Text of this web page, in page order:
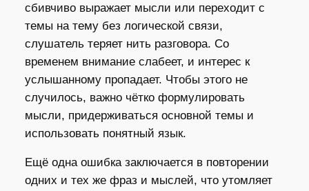
сбивчиво выражает мысли или переходит с
темы на тему без логической связи,
слушатель теряет нить разговора. Со
временем внимание слабеет, и интерес к
услышанному пропадает. Чтобы этого не
случилось, важно чётко формулировать
мысли, придерживаться основной темы и
использовать понятный язык.
Ещё одна ошибка заключается в повторении
одних и тех же фраз и мыслей, что утомляет